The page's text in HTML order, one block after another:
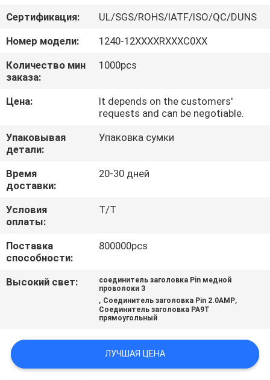
ПРОВЕРКА
КАЧЕСТВА
СВЯЖИТЕСЬ
МЫ
СПРОСИТЕ
ЦИТАТУ
КАРТА
САЙТА
PRIVACY
POLICY
Сертификация:
UL/SGS/ROHS/IATF/ISO/QC/DUNS
Номер модели:
1240-12XXXXRXXXC0XX
Количество мин
заказа:
1000pcs
Цена:
It depends on the customers'
requests and can be negotiable.
Упаковывая
детали:
Упаковка сумки
Время
доставки:
20-30 дней
Условия
оплаты:
T/T
Поставка
способности:
800000pcs
Высокий свет:
соединитель заголовка Pin медной
проволоки 3
, Соединитель заголовка Pin 2.0AMP,
Соединитель заголовка PA9T
прямоугольный
ЛУЧШАЯ ЦЕНА